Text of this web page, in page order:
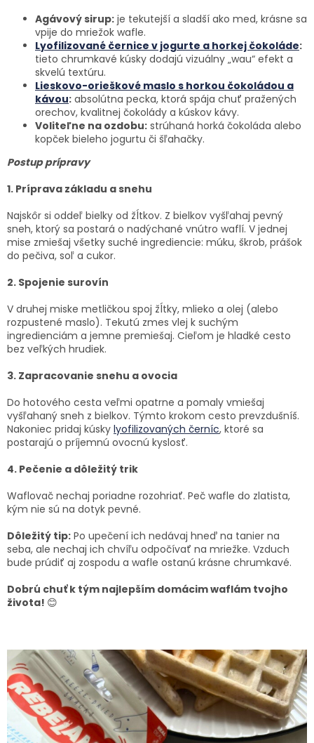
Agávový sirup: je tekutejší a sladší ako med, krásne sa
vpije do mriežok wafle.
Lyofilizované černice v jogurte a horkej čokoláde:
tieto chrumkavé kúsky dodajú vizuálny „wau“ efekt a
skvelú textúru.
Lieskovo-orieškové maslo s horkou čokoládou a
kávou: absolútna pecka, ktorá spája chuť pražených
orechov, kvalitnej čokolády a kúskov kávy.
Voliteľne na ozdobu: strúhaná horká čokoláda alebo
kopček bieleho jogurtu či šľahačky.
Postup prípravy
1. Príprava základu a snehu
Najskôr si oddeľ bielky od žĺtkov. Z bielkov vyšľahaj pevný
sneh, ktorý sa postará o nadýchané vnútro waflí. V jednej
mise zmiešaj všetky suché ingrediencie: múku, škrob, prášok
do pečiva, soľ a cukor.
2. Spojenie surovín
V druhej miske metličkou spoj žĺtky, mlieko a olej (alebo
rozpustené maslo). Tekutú zmes vlej k suchým
ingredienciám a jemne premiešaj. Cieľom je hladké cesto
bez veľkých hrudiek.
3. Zapracovanie snehu a ovocia
Do hotového cesta veľmi opatrne a pomaly vmiešaj
vyšľahaný sneh z bielkov. Týmto krokom cesto prevzdušníš.
Nakoniec pridaj kúsky lyofilizovaných černíc, ktoré sa
postarajú o príjemnú ovocnú kyslosť.
4. Pečenie a dôležitý trik
Waflovač nechaj poriadne rozohriať. Peč wafle do zlatista,
kým nie sú na dotyk pevné.
Dôležitý tip: Po upečení ich nedávaj hneď na tanier na
seba, ale nechaj ich chvíľu odpočívať na mriežke. Vzduch
bude prúdiť aj zospodu a wafle ostanú krásne chrumkavé.
Dobrú chuť k tým najlepším domácim waflám tvojho
života! 😊